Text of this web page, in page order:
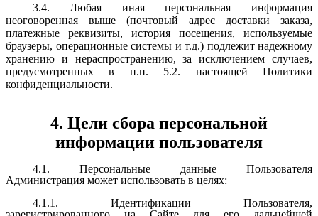
3.4. Любая иная персональная информация
неоговоренная выше (почтовый адрес доставки заказа,
платежные реквизиты, история посещения, используемые
браузеры, операционные системы и т.д.) подлежит надежному
хранению и нераспространению, за исключением случаев,
предусмотренных в п.п. 5.2. настоящей Политики
конфиденциальности.
4. Цели сбора персональной
информации пользователя
4.1. Персональные данные Пользователя
Администрация может использовать в целях:
4.1.1. Идентификации Пользователя,